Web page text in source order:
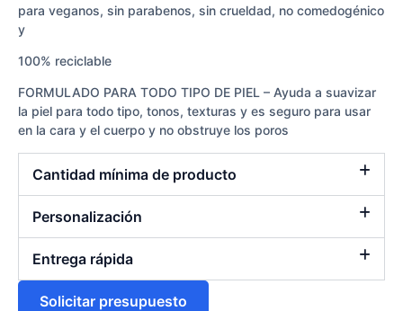
para veganos, sin parabenos, sin crueldad, no comedogénico
y
100% reciclable
FORMULADO PARA TODO TIPO DE PIEL – Ayuda a suavizar
la piel para todo tipo, tonos, texturas y es seguro para usar
en la cara y el cuerpo y no obstruye los poros
Cantidad mínima de producto
Personalización
Entrega rápida
Solicitar presupuesto